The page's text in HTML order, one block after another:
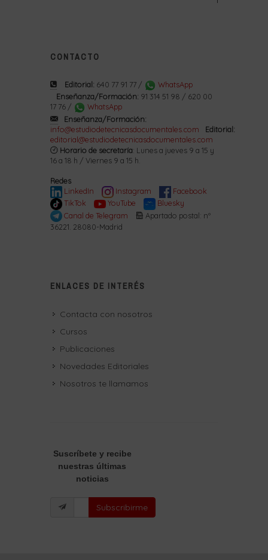
CONTACTO
Editorial: 640 77 91 77 /
WhatsApp
Enseñanza/Formación: 91 314 51 98 / 620 00
17 76 /
WhatsApp
Enseñanza/Formación:
info@estudiodetecnicasdocumentales.com
Editorial:
editorial@estudiodetecnicasdocumentales.com
Horario de secretaría: Lunes a jueves 9 a 15 y
16 a 18 h / Viernes 9 a 15 h.
Redes
LinkedIn
Instagram
Facebook
TikTok
YouTube
Bluesky
Canal de Telegram
Apartado postal: nº
36221. 28080-Madrid
ENLACES DE INTERÉS
Contacta con nosotros
Cursos
Publicaciones
Novedades Editoriales
Nosotros te llamamos
Suscríbete y recibe
nuestras últimas
noticias
Subscribirme